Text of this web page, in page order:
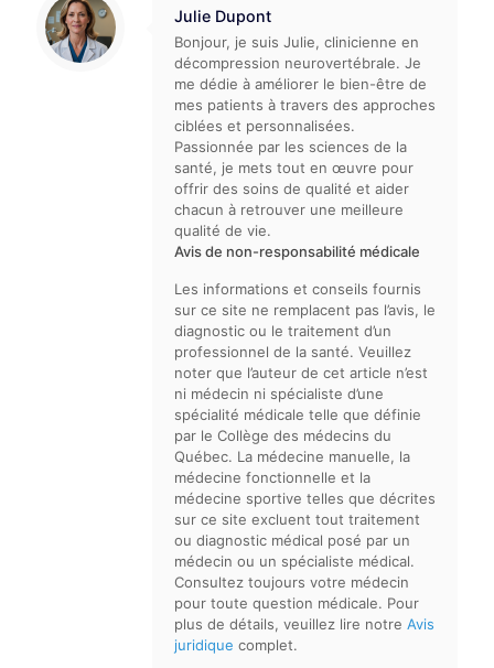
Julie Dupont
Bonjour, je suis Julie, clinicienne en
décompression neurovertébrale. Je
me dédie à améliorer le bien-être de
mes patients à travers des approches
ciblées et personnalisées.
Passionnée par les sciences de la
santé, je mets tout en œuvre pour
offrir des soins de qualité et aider
chacun à retrouver une meilleure
qualité de vie.
Avis de non-responsabilité médicale
Les informations et conseils fournis
sur ce site ne remplacent pas l’avis, le
diagnostic ou le traitement d’un
professionnel de la santé. Veuillez
noter que l’auteur de cet article n’est
ni médecin ni spécialiste d’une
spécialité médicale telle que définie
par le Collège des médecins du
Québec. La médecine manuelle, la
médecine fonctionnelle et la
médecine sportive telles que décrites
sur ce site excluent tout traitement
ou diagnostic médical posé par un
médecin ou un spécialiste médical.
Consultez toujours votre médecin
pour toute question médicale. Pour
plus de détails, veuillez lire notre Avis
juridique complet.